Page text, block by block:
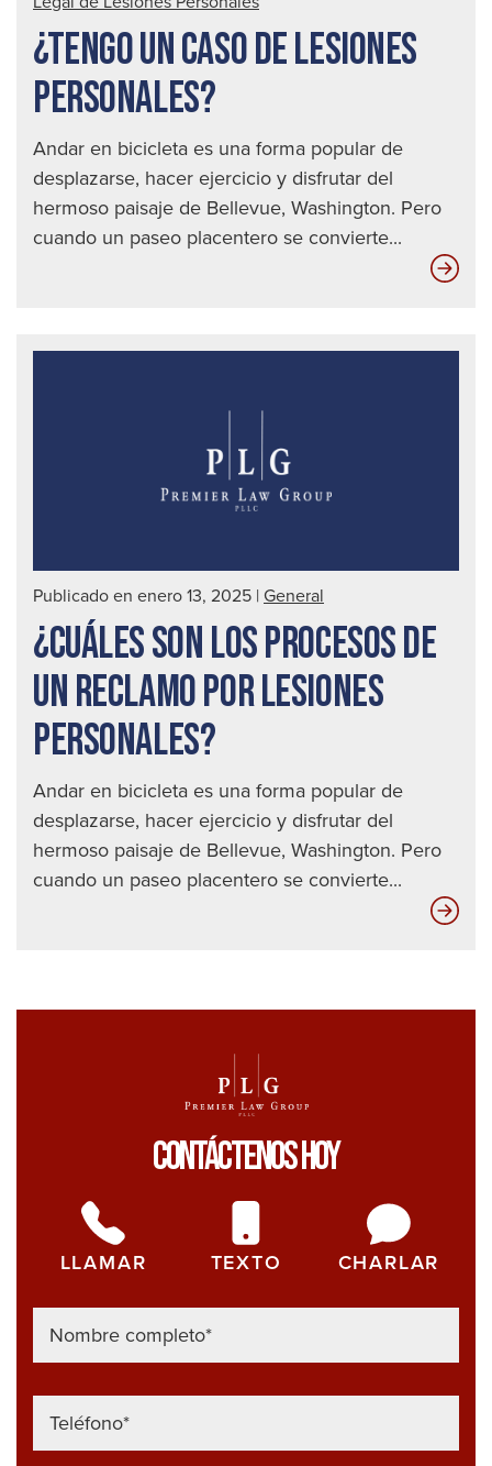
¿TENGO UN CASO DE LESIONES
PERSONALES?
Andar en bicicleta es una forma popular de
desplazarse, hacer ejercicio y disfrutar del
hermoso paisaje de Bellevue, Washington. Pero
cuando un paseo placentero se convierte...
de
Publicado en enero 13, 2025 | General
¿CUÁLES SON LOS PROCESOS DE
UN RECLAMO POR LESIONES
PERSONALES?
Andar en bicicleta es una forma popular de
desplazarse, hacer ejercicio y disfrutar del
hermoso paisaje de Bellevue, Washington. Pero
cuando un paseo placentero se convierte...
Contáctenos Hoy
LLAMAR TEXTO CHARLAR